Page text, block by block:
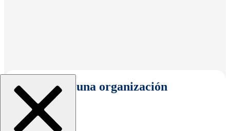
Seleccionar una organización